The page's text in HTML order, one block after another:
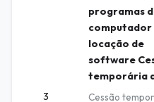
3
programas
computador
locação de
software
temporária
Cessão